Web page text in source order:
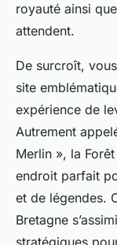
royauté ainsi
attendent.
De surcroît,
site
expérience de
Autrement
Merlin », la
endroit parfait
et de légendes.
Bretagne